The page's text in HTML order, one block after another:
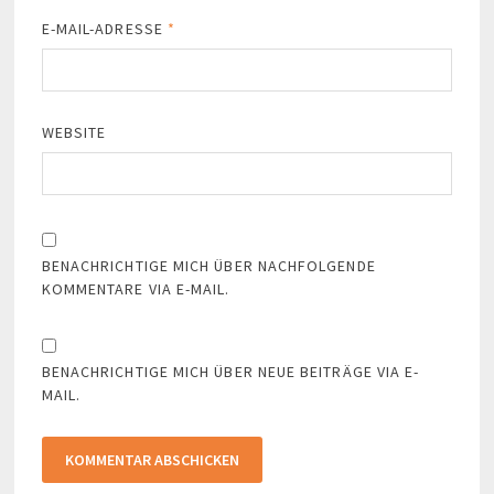
E-MAIL-ADRESSE *
WEBSITE
BENACHRICHTIGE MICH ÜBER NACHFOLGENDE
KOMMENTARE VIA E-MAIL.
BENACHRICHTIGE MICH ÜBER NEUE BEITRÄGE VIA E-
MAIL.